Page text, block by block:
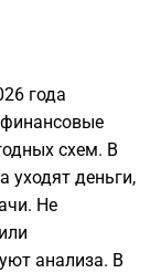
года
финансовые
схем. В
уходят деньги,
Не
анализа. В